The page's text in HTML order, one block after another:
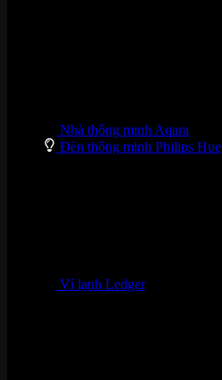
Nhà thông minh Aqara
Đèn thông minh Philips Hue
Ví lạnh Ledger